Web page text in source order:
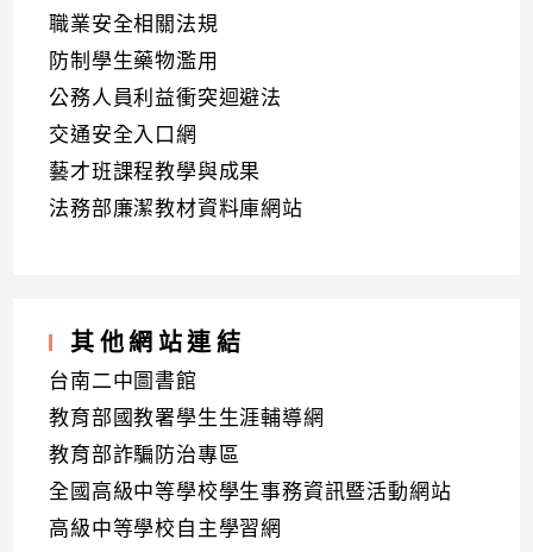
職業安全相關法規
防制學生藥物濫用
公務人員利益衝突迴避法
交通安全入口網
藝才班課程教學與成果
法務部廉潔教材資料庫網站
其他網站連結
台南二中圖書館
教育部國教署學生生涯輔導網
教育部詐騙防治專區
全國高級中等學校學生事務資訊暨活動網站
高級中等學校自主學習網